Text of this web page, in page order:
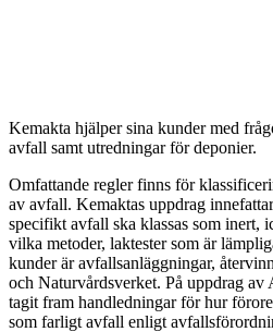
Kemakta hjälper sina kunder med
avfall samt utredningar för deponier.
Omfattande regler finns för
av avfall. Kemaktas uppdrag
specifikt avfall ska klassas som inert,
vilka metoder, laktester som är
kunder är avfallsanläggningar,
och Naturvårdsverket. På uppdrag
tagit fram handledningar för hur
som farligt avfall enligt